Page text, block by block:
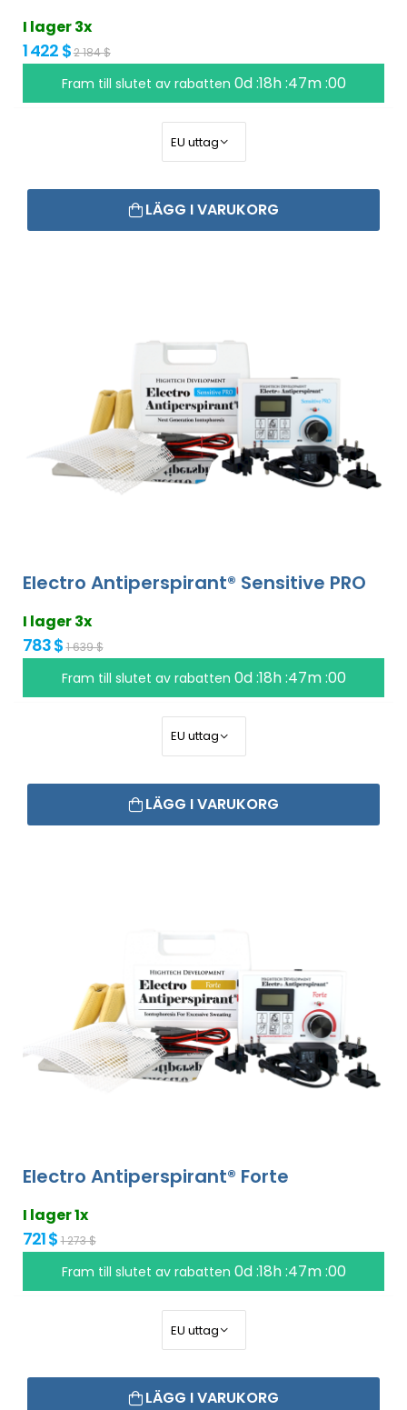
I lager 3x
1 422 $2 184 $
Fram till slutet av rabatten 0d :18h :46m :59
LÄGG I VARUKORG
Electro Antiperspirant® Sensitive PRO
I lager 3x
783 $ 1 639 $
Fram till slutet av rabatten 0d :18h :46m :59
LÄGG I VARUKORG
Electro Antiperspirant® Forte
I lager 1x
721 $ 1 273 $
Fram till slutet av rabatten 0d :18h :46m :59
LÄGG I VARUKORG